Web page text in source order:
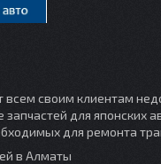
своим клиентам
для японских
для ремонта
в Алматы